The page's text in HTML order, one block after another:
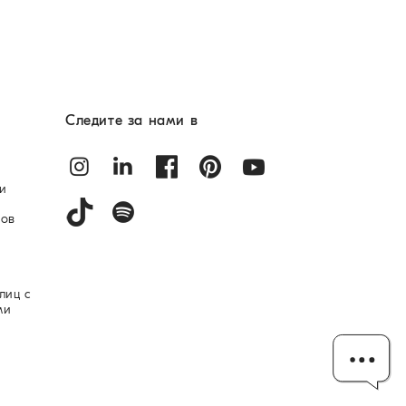
с
Следите за нами в